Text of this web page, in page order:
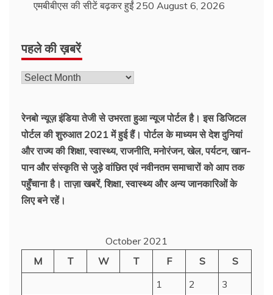
एमबीबीएस की सीटें बढ़कर हुईं 250 August 6, 2026
पहले की ख़बरें
रेनबो न्यूज़ इंडिया तेजी से उभरता हुआ न्‍यूज पोर्टल है। इस डिजिटल
पोर्टल की शुरुआत 2021 में हुई हैं। पोर्टल के माध्यम से देश दुनियां
और राज्य की शिक्षा, स्वास्थ्य, राजनीति, मनोरंजन, खेल, पर्यटन, खान-
पान और संस्कृति से जुड़े वांछित एवं नवीनतम समाचारों को आप तक
पहुँचाना है। ताज़ा खबरें, शिक्षा, स्वास्थ्य और अन्य जानकारिओं के
लिए बने रहें।
October 2021
M
T W T F S
S
1
2
3